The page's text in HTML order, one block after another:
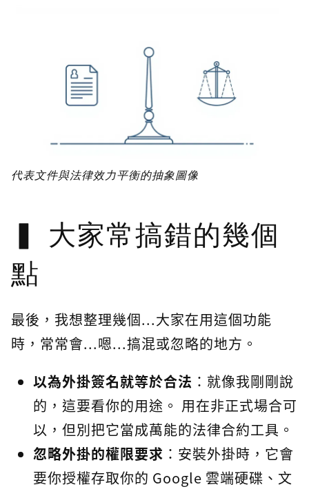
代表文件與法律效力平衡的抽象圖像
大家常搞錯的幾個
點
最後，我想整理幾個...大家在用這個功能
時，常常會...嗯...搞混或忽略的地方。
以為外掛簽名就等於合法 ：就像我剛剛說
的，這要看你的用途。 用在非正式場合可
以，但別把它當成萬能的法律合約工具。
忽略外掛的權限要求 ：安裝外掛時，它會
要你授權存取你的 Google 雲端硬碟、文